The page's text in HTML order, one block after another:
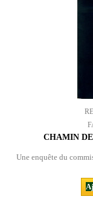
CHAMIN
Une enquête du